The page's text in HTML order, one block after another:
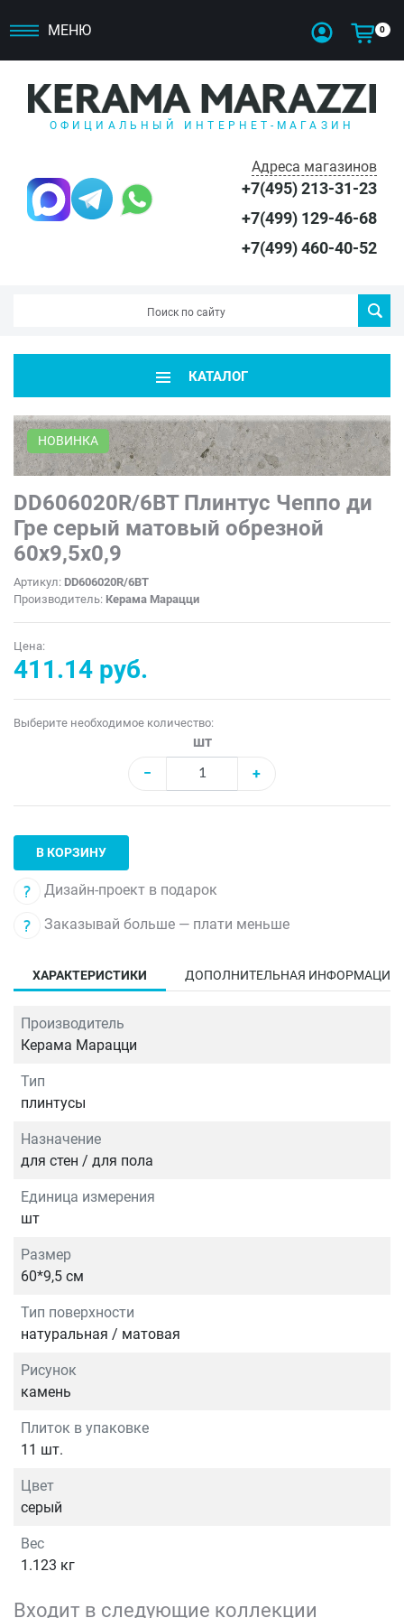
МЕНЮ 0
ОФИЦИАЛЬНЫЙ ИНТЕРНЕТ-МАГАЗИН
Адреса магазинов
+7(495) 213-31-23
+7(499) 129-46-68
+7(499) 460-40-52
КАТАЛОГ
НОВИНКА
DD606020R/6BT Плинтус Чеппо ди
Гре серый матовый обрезной
60x9,5x0,9
Артикул: DD606020R/6BT
Производитель: Керама Марацци
Цена:
411.14 руб.
Выберите необходимое количество:
шт
−
+
В КОРЗИНУ
Дизайн-проект в подарок
Заказывай больше — плати меньше
ХАРАКТЕРИСТИКИ ДОПОЛНИТЕЛЬНАЯ ИНФОРМАЦИЯ
Производитель
Керама Марацци
Тип
плинтусы
Назначение
для стен / для пола
Единица измерения
шт
Размер
60*9,5 см
Тип поверхности
натуральная / матовая
Рисунок
камень
Плиток в упаковке
11 шт.
Цвет
серый
Вес
1.123 кг
Входит в следующие коллекции